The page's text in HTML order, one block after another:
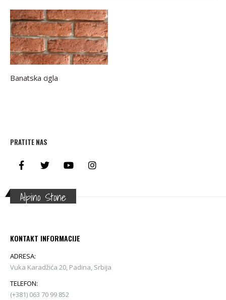
Banatska cigla
PRATITE NAS
Alpino Stone
KONTAKT INFORMACIJE
ADRESA:
Vuka Karadžića 20, Padina, Srbija
TELEFON:
(+381) 063 70 99 852